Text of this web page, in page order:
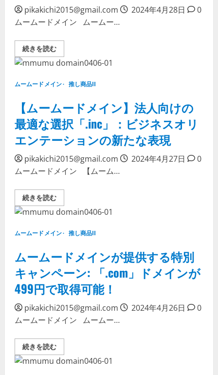
く
読
む
テ
ク
ノ
ー
の
最
前
つ
い
詳
し
く
読
む
pikakichi2015@gmail.com 2024年4月28日
0
ムームードメイン ムームー…
続きを読むム
ー
ム
ー
メ
イ
デ
ジ
タ
ル
世
界
に
適
「.online」、
多
個
性
的
「.site」
い
て
く
む
ムームードメイン 推し商品II
【ムームードメイン】法人向けの
最適な選択「.inc」：ビジネスオリ
エンテーションの新たな表現
pikakichi2015@gmail.com 2024年4月27日
0
ムームードメイン 【ムーム…
続きを読む【ム
ー
ム
ー
メ
イ
人
け
の
最
適
選
択
「.inc」：
ネ
ス
オ
リ
ムームードメイン 推し商品II
ムームードメインが提供する特別
キャンペーン: 「.com」ドメインが
499円で取得可能！
pikakichi2015@gmail.com 2024年4月26日
0
ムームードメイン ムームー…
続きを読むム
ー
ム
ー